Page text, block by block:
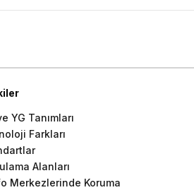
YG Tanımları
Farkları
Alanları
Merkezlerinde Koruma